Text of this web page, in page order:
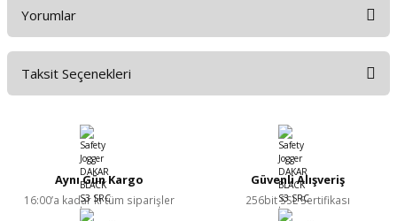
Yorumlar
Taksit Seçenekleri
Aynı Gün Kargo
16:00’a kadar ki tüm siparişler
Güvenli Alışveriş
256bit SSL Sertifikası